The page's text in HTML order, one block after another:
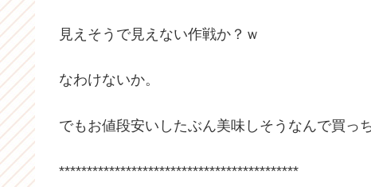
見えそうで見えない作戦か？ｗ
なわけないか。
でもお値段安いしたぶん美味しそうなんで買っ
*******************************************